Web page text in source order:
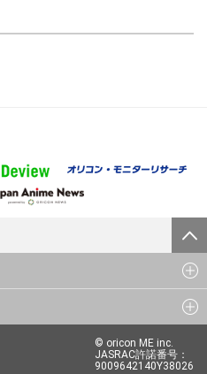
© oricon ME inc.
JASRAC許諾番号：
9009642140Y38026